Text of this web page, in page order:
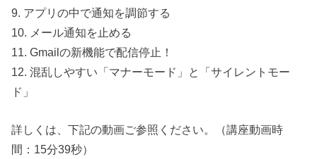
9. アプリの中で通知を調節する
10. メール通知を止める
11. Gmailの新機能で配信停止！
12. 混乱しやすい「マナーモード」と「サイレントモー
ド」
詳しくは、下記の動画ご参照ください。（講座動画時
間：15分39秒）